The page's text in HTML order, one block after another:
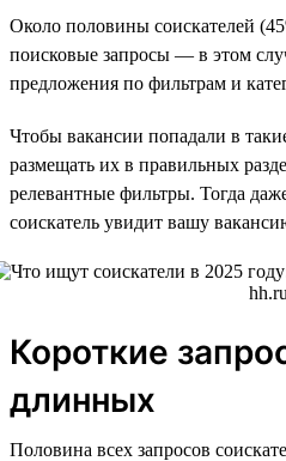
Около половины соискателей
поисковые запросы — в этом
предложения по фильтрам и
Чтобы вакансии попадали в
размещать их в правильных
релевантные фильтры. Тогда
соискатель увидит вашу
Короткие
длинных
Половина всех запросов